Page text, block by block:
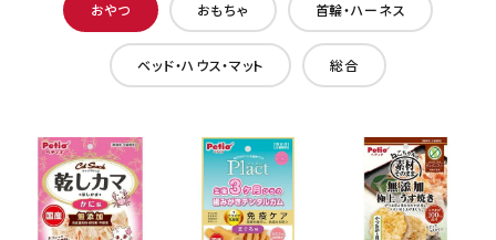
おやつ おもちゃ 首輪・ハーネス
ベッド・ハウス・マット 総合